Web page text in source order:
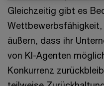
Gleichzeitig gibt es
äußern, dass ihr
von KI-Agenten
Konkurrenz